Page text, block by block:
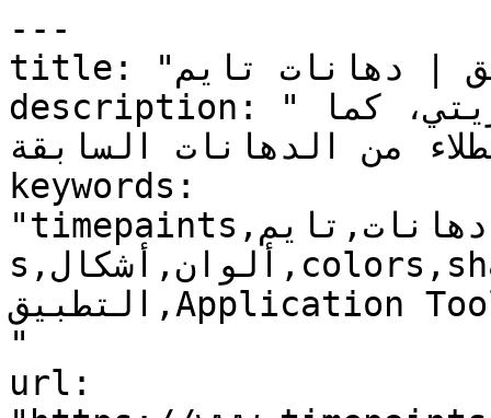
---
title: "ثينر 504 | أدوات التطبيق | دهانات تايم"
description: "ثينر 504 : مخفف للدهان الزيتي، كما
من الدهانات السابقة ."
keywords:
"timepaints,دهانات,تايم,time,paints,منتجات,product
s,ألوان,أشكال,colors,shapes,أدوات
التطبيق,Application Tools,ثينر 504, THINNER 504, ,
"
url: